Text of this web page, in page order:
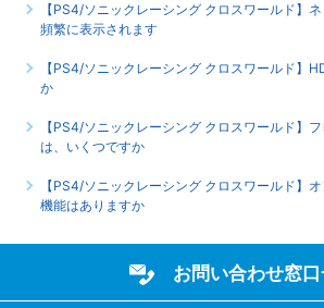
【PS4/ソニックレーシング クロスワールド】
頻繁に表示されます
【PS4/ソニックレーシング クロスワールド】
か
【PS4/ソニックレーシング クロスワールド】
は、いくつですか
【PS4/ソニックレーシング クロスワールド】
機能はありますか
お問い合わせ窓